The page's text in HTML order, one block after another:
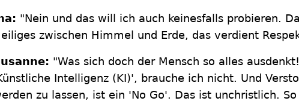
"Nein und das will ich auch keinesfalls probieren.
zwischen Himmel und Erde, das verdient
"Was sich doch der Mensch so alles
Intelligenz (KI)', brauche ich nicht. Und
zu lassen, ist ein 'No Go'. Das ist unchristlich.